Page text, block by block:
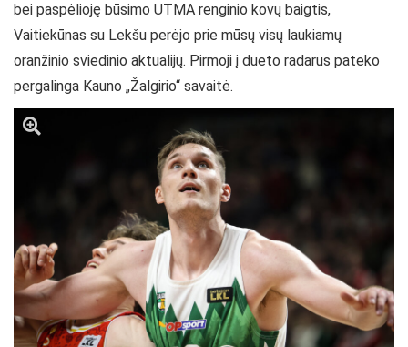
bei paspėlioję būsimo UTMA renginio kovų baigtis,
Vaitiekūnas su Lekšu perėjo prie mūsų visų laukiamų
oranžinio sviedinio aktualijų. Pirmoji į dueto radarus pateko
pergalinga Kauno „Žalgirio“ savaitė.